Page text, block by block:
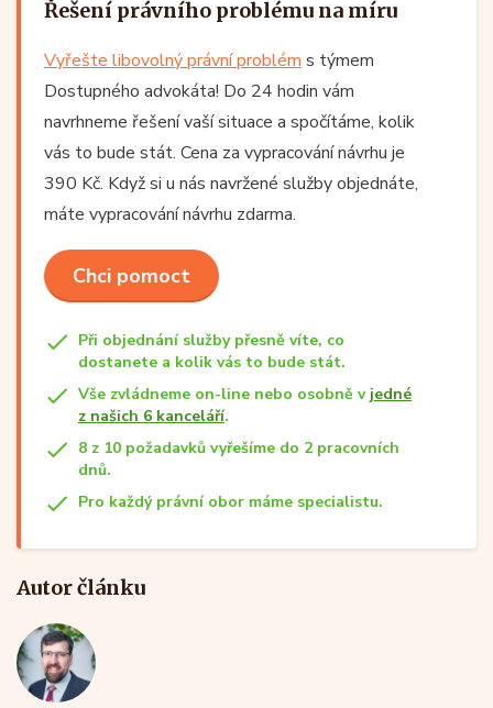
Řešení právního problému na míru
Vyřešte libovolný právní problém s týmem
Dostupného advokáta! Do 24 hodin vám
navrhneme řešení vaší situace a spočítáme, kolik
vás to bude stát. Cena za vypracování návrhu je
390 Kč. Když si u nás navržené služby objednáte,
máte vypracování návrhu zdarma.
Chci pomoct
Při objednání služby přesně víte, co
dostanete a kolik vás to bude stát.
Vše zvládneme on-line nebo osobně v jedné
z našich 6 kanceláří.
8 z 10 požadavků vyřešíme do 2 pracovních
dnů.
Pro každý právní obor máme specialistu.
Autor článku